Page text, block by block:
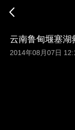
云南鲁甸堰塞湖
2014年08月07日